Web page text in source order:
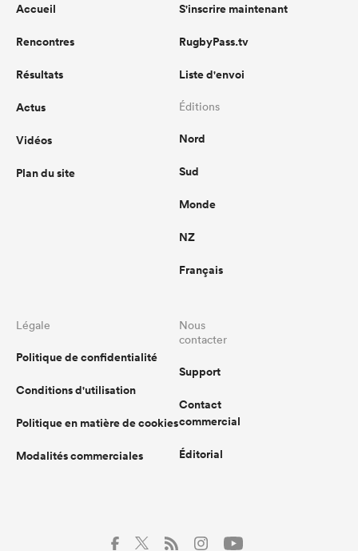
Accueil
Rencontres
Résultats
Actus
Vidéos
Plan du site
S'inscrire maintenant
RugbyPass.tv
Liste d'envoi
Éditions
Nord
Sud
Monde
NZ
Français
Légale
Politique de confidentialité
Conditions d'utilisation
Politique en matière de cookies
Modalités commerciales
Nous
contacter
Support
Contact
commercial
Éditorial